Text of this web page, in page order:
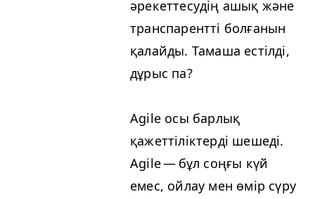
әрекеттесудің ашық және
транспарентті болғанын
қалайды. Тамаша естілді,
дұрыс па?
Agile осы барлық
қажеттіліктерді шешеді.
Agile — бұл соңғы күй
емес, ойлау мен өмір сүру